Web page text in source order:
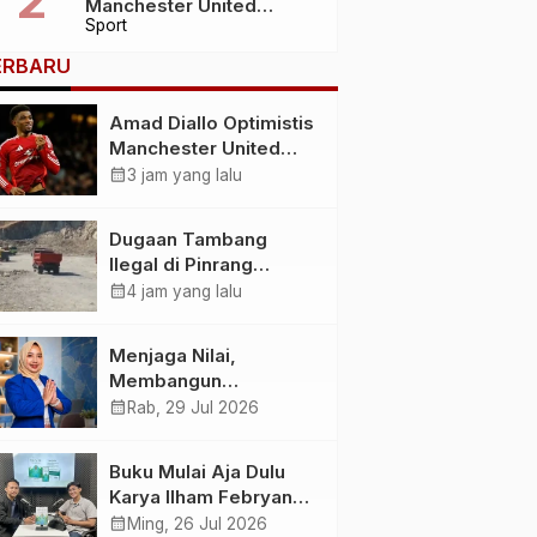
Sport
Manchester United
Hadapi Musim Besar Usai
Amad Diallo Optimistis
Manchester United
Hadapi Musim Besar
calendar_month3 jam yang lalu
Dugaan Tambang
Ilegal di Pinrang
Disorot HMI, Dampak
calendar_month4 jam yang lalu
Menjaga Nilai,
Membangun
Kemandirian
Ekonomi Perempuan
yang Berdaya,
Akuntabel dan
calendar_month Rab, 29 Jul 2026
Buku Mulai Aja Dulu
Karya Ilham Febryan
Hadir, Dorong Anak
calendar_month Ming, 26 Jul 2026